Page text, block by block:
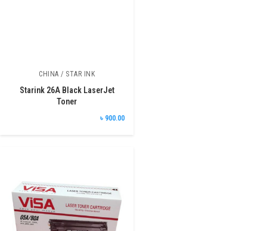
CHINA / STAR INK
Starink 26A Black LaserJet
Toner
৳ 900.00